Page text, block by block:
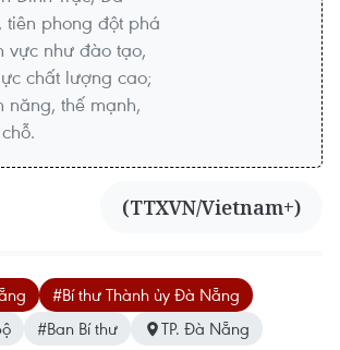
phong đột phá
vực như đào tạo,
chất lượng cao;
năng, thế mạnh,
(TTXVN/Vietnam+)
#Bí thư Thành ủy Đà Nẵng
#Ban Bí thư TP. Đà Nẵng